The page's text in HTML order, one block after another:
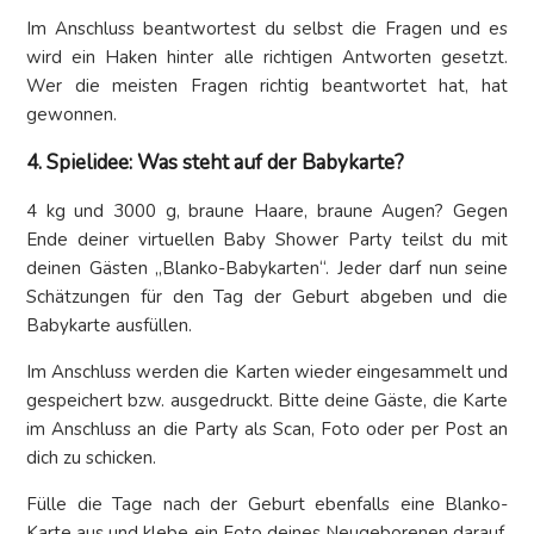
Im Anschluss beantwortest du selbst die Fragen und es
wird ein Haken hinter alle richtigen Antworten gesetzt.
Wer die meisten Fragen richtig beantwortet hat, hat
gewonnen.
4. Spielidee: Was steht auf der Babykarte?
4 kg und 3000 g, braune Haare, braune Augen? Gegen
Ende deiner virtuellen Baby Shower Party teilst du mit
deinen Gästen „Blanko-Babykarten“. Jeder darf nun seine
Schätzungen für den Tag der Geburt abgeben und die
Babykarte ausfüllen.
Im Anschluss werden die Karten wieder eingesammelt und
gespeichert bzw. ausgedruckt. Bitte deine Gäste, die Karte
im Anschluss an die Party als Scan, Foto oder per Post an
dich zu schicken.
Fülle die Tage nach der Geburt ebenfalls eine Blanko-